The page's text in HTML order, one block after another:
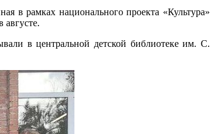
в рамках национального проекта «Культура»
августе.
в центральной детской библиотеке им. С.